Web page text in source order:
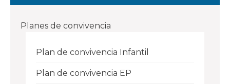
Planes de convivencia
Plan de convivencia Infantil
Plan de convivencia EP